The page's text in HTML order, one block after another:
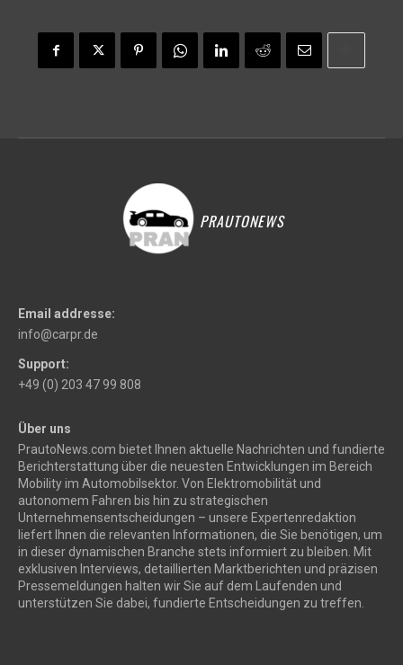
PRAUTONEWS
Email addresse:
info@carpr.de
Support:
+49 (0) 203 47 99 808
Über uns
PrautoNews.com bietet Ihnen aktuelle Nachrichten und fundierte
Berichterstattung über die neuesten Entwicklungen im Bereich
Mobility im Automobilsektor. Von Elektromobilität und
autonomem Fahren bis hin zu strategischen
Unternehmensentscheidungen – unsere Expertenredaktion
liefert Ihnen die relevanten Informationen, die Sie benötigen, um
in dieser dynamischen Branche stets informiert zu bleiben. Mit
exklusiven Interviews, detaillierten Marktberichten und präzisen
Pressemeldungen halten wir Sie auf dem Laufenden und
unterstützen Sie dabei, fundierte Entscheidungen zu treffen.